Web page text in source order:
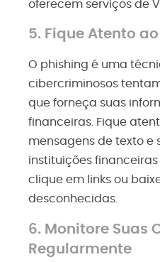
oferecem serviços de
5. Fique Atento
O phishing é uma
cibercriminosos
que forneça suas
financeiras. Fique
mensagens de texto e
instituições
clique em links ou
desconhecidas.
6. Monitore Suas
Regularmente